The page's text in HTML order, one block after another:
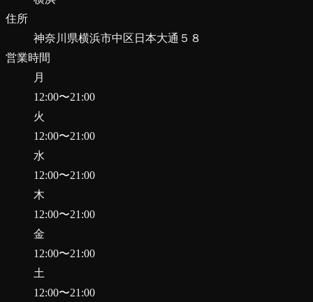
住所
神奈川県横浜市中区日本大通５８
営業時間
月
12:00〜21:00
火
12:00〜21:00
水
12:00〜21:00
木
12:00〜21:00
金
12:00〜21:00
土
12:00〜21:00